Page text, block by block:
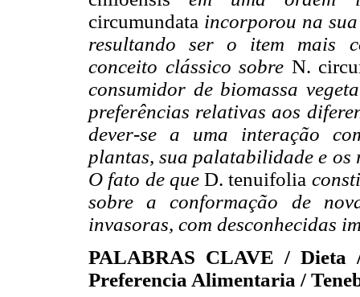
circumundata incorporou na
resultando ser o item mais
conceito clássico sobre N.
consumidor de biomassa
preferências relativas aos
dever-se a uma interação
plantas, sua palatabilidade e os
O fato de que D. tenuifolia
sobre a conformação de
invasoras, com desconhecidas
PALABRAS CLAVE /
Preferencia Alimentaria /